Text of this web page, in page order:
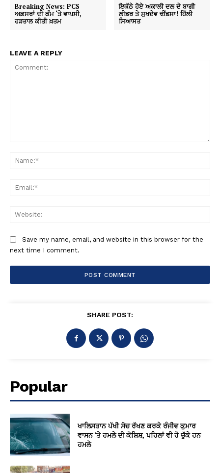
Breaking News: PCS
ਅਫ਼ਸਰਾਂ ਦੀ ਕੰਮ ‘ਤੇ ਵਾਪਸੀ,
ਹੜਤਾਲ ਕੀਤੀ ਖ਼ਤਮ
ਇਕੱਠੇ ਹੋਏ ਅਕਾਲੀ ਦਲ ਦੇ ਬਾਗੀ
ਲੀਡਰ ਤੇ ਸੁਖਦੇਵ ਢੀਂਡਸਾ! ਹਿੱਲੀ
ਸਿਆਸਤ
LEAVE A REPLY
Save my name, email, and website in this browser for the
next time I comment.
SHARE POST:
Popular
ਖਾਲਿਸਤਾਨ ਪੱਖੀ ਸੋਚ ਰੱਖਣ ਕਰਕੇ ਰੰਜੀਵ ਕੁਮਾਰ
ਵਾਸਨ ‘ਤੇ ਹਮਲੇ ਦੀ ਕੋਸ਼ਿਸ਼, ਪਹਿਲਾਂ ਵੀ ਹੋ ਚੁੱਕੇ ਹਨ
ਹਮਲੇ